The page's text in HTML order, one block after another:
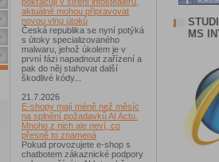
aktuálně mohou připravovat
novou vlnu útoků
Česká republika se nyní potýká
s útoky specializovaného
malwaru, jehož úkolem je v
první fázi napadnout zařízení a
pak do něj stahovat další
škodlivé kódy...
21.7.2026
E-shopy mají méně než měsíc
na splnění požadavků AI Actu.
Mnoho z nich ale neví, co
přesně to znamená
Pokud provozujete e-shop s
chatbotem zákaznické podpory
MS